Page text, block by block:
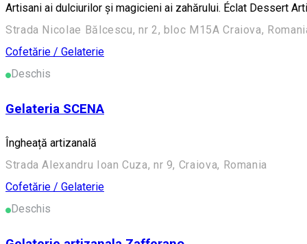
Artisani ai dulciurilor și magicieni ai zahărului. Éclat Dessert
Strada Nicolae Bălcescu, nr 2, bloc M15A Craiova,
Cofetărie / Gelaterie
Deschis
Gelateria SCENA
Îngheață artizanală
Strada Alexandru Ioan Cuza, nr 9, Craiova, Romania
Cofetărie / Gelaterie
Deschis